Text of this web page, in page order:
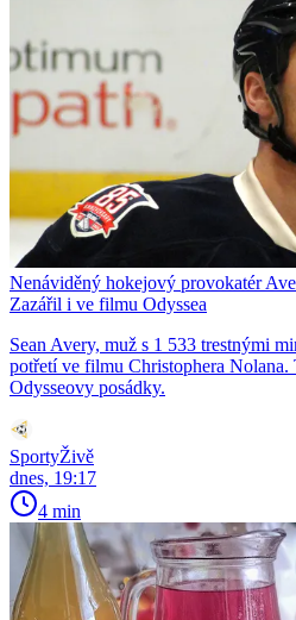
Nenáviděný hokejový provokatér
Zazářil i ve filmu Odyssea
Sean Avery, muž s 1 533 trestnými
potřetí ve filmu Christophera Nolana.
Odysseovy posádky.
SportyŽivě
dnes, 19:17
4 min